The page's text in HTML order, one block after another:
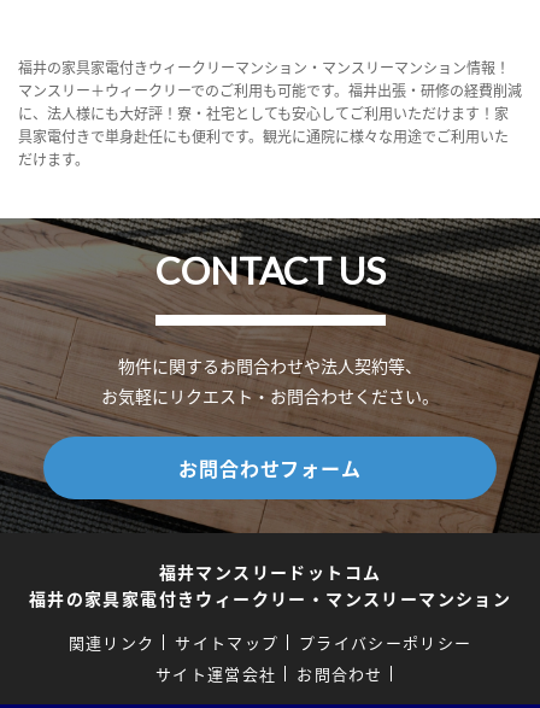
福井の家具家電付きウィークリーマンション・マンスリーマンション情報！
マンスリー＋ウィークリーでのご利用も可能です。福井出張・研修の経費削減
に、法人様にも大好評！寮・社宅としても安心してご利用いただけます！家
具家電付きで単身赴任にも便利です。観光に通院に様々な用途でご利用いた
だけます。
CONTACT US
物件に関するお問合わせや法人契約等、
お気軽にリクエスト・お問合わせください。
お問合わせフォーム
福井マンスリードットコム
福井の家具家電付きウィークリー・マンスリーマンション
関連リンク サイトマップ
プライバシーポリシー
サイト運営会社
お問合わせ